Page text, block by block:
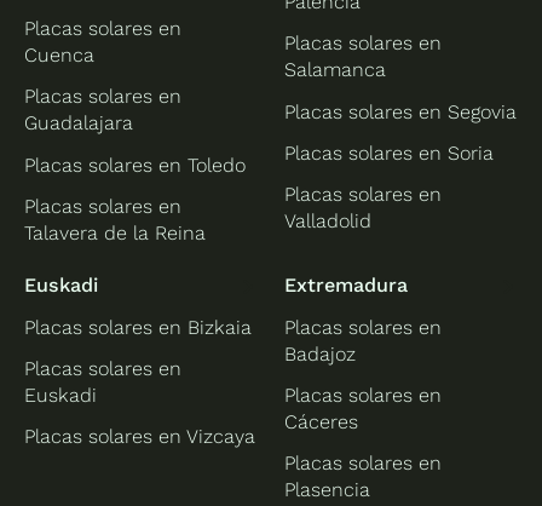
Placas solares en
Cuenca
Placas solares en
Guadalajara
Placas solares en Toledo
Placas solares en
Talavera de la Reina
Placas solares en
Salamanca
Placas solares en Segovia
Placas solares en Soria
Placas solares en
Valladolid
Euskadi
Placas solares en Bizkaia
Placas solares en
Euskadi
Placas solares en Vizcaya
Extremadura
Placas solares en
Badajoz
Placas solares en
Cáceres
Placas solares en
Plasencia